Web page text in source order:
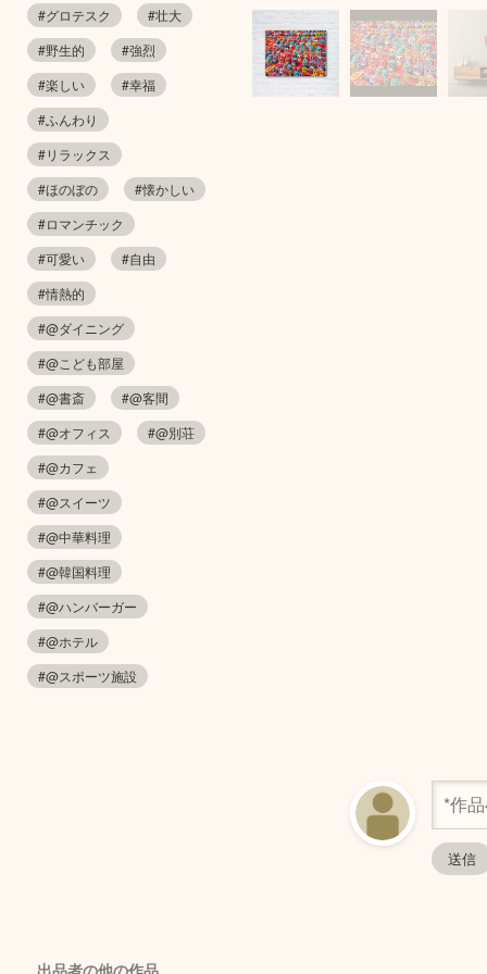
#グロテスク
#壮大
#野生的
#強烈
#楽しい
#幸福
#ふんわり
#リラックス
#ほのぼの
#懐かしい
#ロマンチック
#可愛い
#自由
#情熱的
#@ダイニング
#@こども部屋
#@書斎
#@客間
#@オフィス
#@別荘
#@カフェ
#@スイーツ
#@中華料理
#@韓国料理
#@ハンバーガー
#@ホテル
#@スポーツ施設
出品者の他の作品